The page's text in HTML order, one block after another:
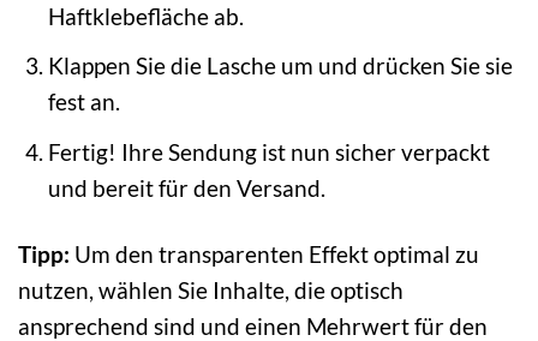
Haftklebefläche ab.
Klappen Sie die Lasche um und drücken Sie sie
fest an.
Fertig! Ihre Sendung ist nun sicher verpackt
und bereit für den Versand.
Tipp: Um den transparenten Effekt optimal zu
nutzen, wählen Sie Inhalte, die optisch
ansprechend sind und einen Mehrwert für den